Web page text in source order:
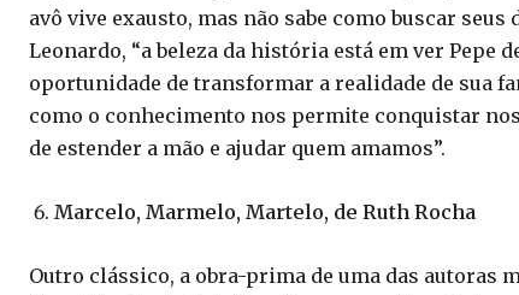
avô vive exausto, mas não sabe como buscar
Leonardo, “a beleza da história está em ver Pepe
oportunidade de transformar a realidade de sua
como o conhecimento nos permite conquistar
de estender a mão e ajudar quem amamos”.
Marcelo, Marmelo, Martelo, de Ruth Rocha
Outro clássico, a obra-prima de uma das